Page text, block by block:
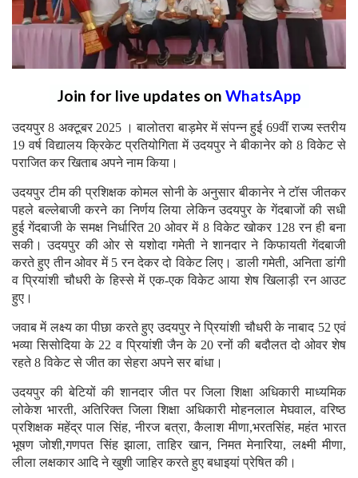
Join for live updates on WhatsApp
उदयपुर 8 अक्टूबर 2025 । बालोतरा बाड़मेर में संपन्न हुई 69वीं राज्य स्तरीय
19 वर्ष विद्यालय क्रिकेट प्रतियोगिता में उदयपुर ने बीकानेर को 8 विकेट से
पराजित कर खिताब अपने नाम किया।
उदयपुर टीम की प्रशिक्षक कोमल सोनी के अनुसार बीकानेर ने टॉस जीतकर
पहले बल्लेबाजी करने का निर्णय लिया लेकिन उदयपुर के गेंदबाजों की सधी
हुई गेंदबाजी के समक्ष निर्धारित 20 ओवर में 8 विकेट खोकर 128 रन ही बना
सकी। उदयपुर की ओर से यशोदा गमेती ने शानदार ने किफायती गेंदबाजी
करते हुए तीन ओवर में 5 रन देकर दो विकेट लिए। डाली गमेती, अनिता डांगी
व प्रियांशी चौधरी के हिस्से में एक-एक विकेट आया शेष खिलाड़ी रन आउट
हुए।
जवाब में लक्ष्य का पीछा करते हुए उदयपुर ने प्रियांशी चौधरी के नाबाद 52 एवं
भव्या सिसोदिया के 22 व प्रियांशी जैन के 20 रनों की बदौलत दो ओवर शेष
रहते 8 विकेट से जीत का सेहरा अपने सर बांधा।
उदयपुर की बेटियों की शानदार जीत पर जिला शिक्षा अधिकारी माध्यमिक
लोकेश भारती, अतिरिक्त जिला शिक्षा अधिकारी मोहनलाल मेघवाल, वरिष्ठ
प्रशिक्षक महेंद्र पाल सिंह, नीरज बत्रा, कैलाश मीणा,भरतसिंह, महंत भारत
भूषण जोशी,गणपत सिंह झाला, ताहिर खान, निमत मेनारिया, लक्ष्मी मीणा,
लीला लक्षकार आदि ने खुशी जाहिर करते हुए बधाइयां प्रेषित की।